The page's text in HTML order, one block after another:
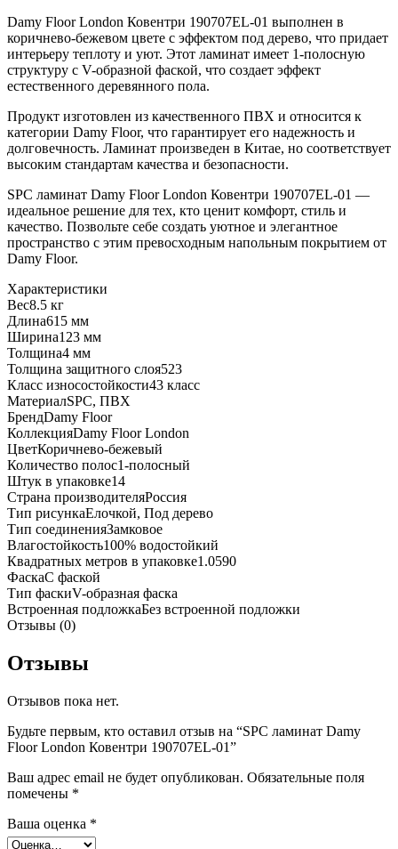
Damy Floor London Ковентри 190707EL-01 выполнен в
коричнево-бежевом цвете с эффектом под дерево, что придает
интерьеру теплоту и уют. Этот ламинат имеет 1-полосную
структуру с V-образной фаской, что создает эффект
естественного деревянного пола.
Продукт изготовлен из качественного ПВХ и относится к
категории Damy Floor, что гарантирует его надежность и
долговечность. Ламинат произведен в Китае, но соответствует
высоким стандартам качества и безопасности.
SPC ламинат Damy Floor London Ковентри 190707EL-01 —
идеальное решение для тех, кто ценит комфорт, стиль и
качество. Позвольте себе создать уютное и элегантное
пространство с этим превосходным напольным покрытием от
Damy Floor.
Характеристики
Вес8.5 кг
Длина615 мм
Ширина123 мм
Толщина4 мм
Толщина защитного слоя523
Класс износостойкости43 класс
МатериалSPC, ПВХ
БрендDamy Floor
КоллекцияDamy Floor London
ЦветКоричнево-бежевый
Количество полос1-полосный
Штук в упаковке14
Страна производителяРоссия
Тип рисункаЕлочкой, Под дерево
Тип соединенияЗамковое
Влагостойкость100% водостойкий
Квадратных метров в упаковке1.0590
ФаскаС фаской
Тип фаскиV-образная фаска
Встроенная подложкаБез встроенной подложки
Отзывы (0)
Отзывы
Отзывов пока нет.
Будьте первым, кто оставил отзыв на “SPC ламинат Damy
Floor London Ковентри 190707EL-01”
Ваш адрес email не будет опубликован. Обязательные поля
помечены *
Ваша оценка *